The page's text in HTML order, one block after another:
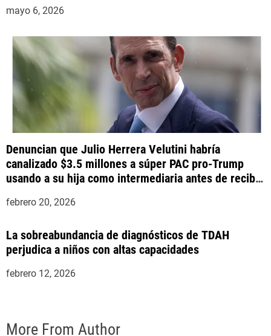
mayo 6, 2026
Denuncian que Julio Herrera Velutini habría
canalizado $3.5 millones a súper PAC pro-Trump
usando a su hija como intermediaria antes de recibir
febrero 20, 2026
La sobreabundancia de diagnósticos de TDAH
perjudica a niños con altas capacidades
febrero 12, 2026
More From Author